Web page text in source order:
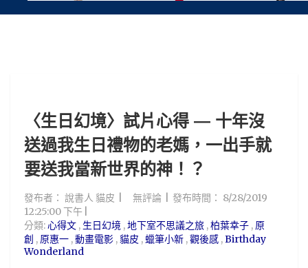
〈生日幻境〉試片心得 — 十年沒
送過我生日禮物的老媽，一出手就
要送我當新世界的神！？
發布者： 說書人 貓皮 無評論 發布時間： 8/28/2019
12:25:00 下午
分類:心得文 , 生日幻境 ,地下室不思議之旅 ,柏葉幸子 , 原
創 , 原惠一 ,動畫電影 ,貓皮 ,蠟筆小新 ,觀後感 ,Birthday
Wonderland